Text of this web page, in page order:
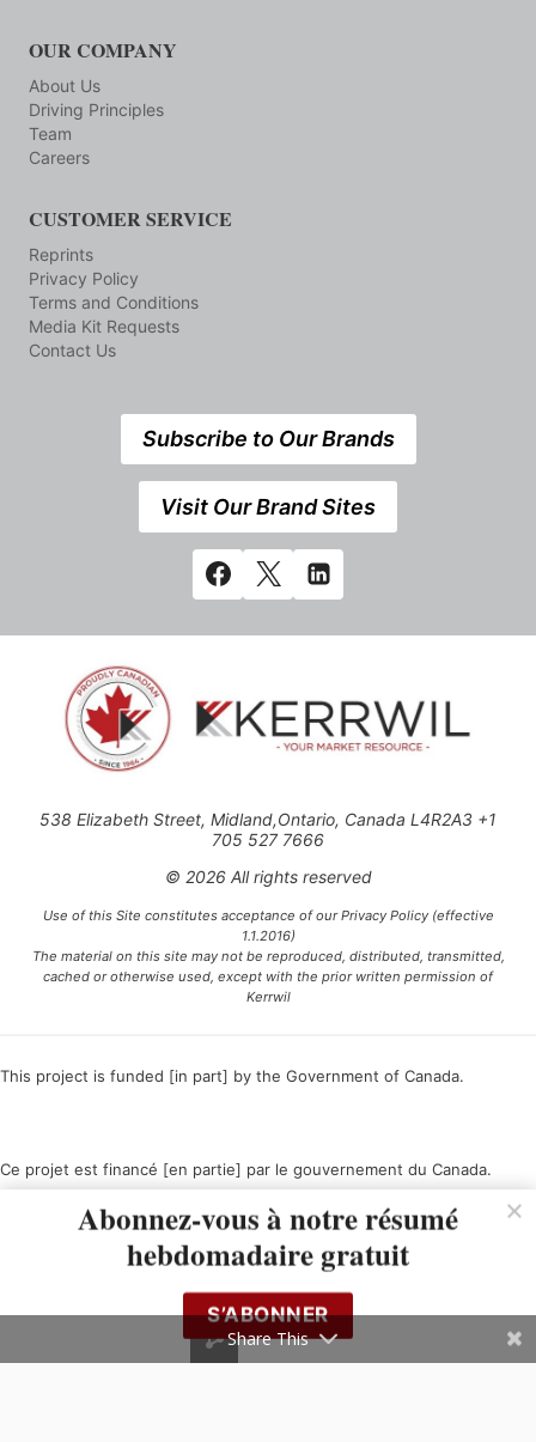
OUR COMPANY
About Us
Driving Principles
Team
Careers
CUSTOMER SERVICE
Reprints
Privacy Policy
Terms and Conditions
Media Kit Requests
Contact Us
Subscribe to Our Brands
Visit Our Brand Sites
538 Elizabeth Street, Midland,Ontario, Canada L4R2A3 +1
705 527 7666
© 2026 All rights reserved
Use of this Site constitutes acceptance of our Privacy Policy (effective
1.1.2016)
The material on this site may not be reproduced, distributed, transmitted,
cached or otherwise used, except with the prior written permission of
Kerrwil
This project is funded [in part] by the Government of Canada.
Ce projet est financé [en partie] par le gouvernement du Canada.
Abonnez-vous à notre résumé
hebdomadaire gratuit
S’ABONNER
Share This